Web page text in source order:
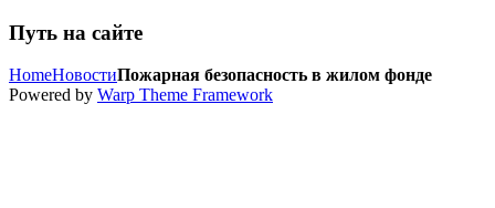
Путь на сайте
HomeНовостиПожарная безопасность в жилом фонде
Powered by Warp Theme Framework